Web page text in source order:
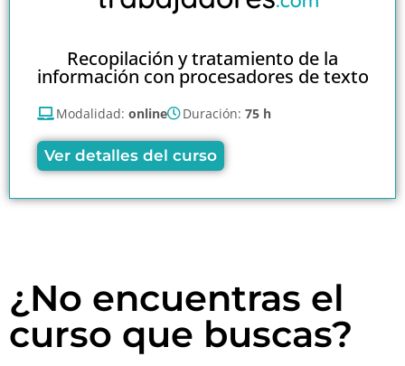
Recopilación y tratamiento de la
información con procesadores de texto
Modalidad: online Duración: 75 h
Ver detalles del curso
¿No encuentras el
curso que buscas?